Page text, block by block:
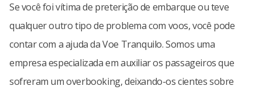
Se você foi vítima de preterição de embarque ou teve
qualquer outro tipo de problema com voos, você pode
contar com a ajuda da Voe Tranquilo. Somos uma
empresa especializada em auxiliar os passageiros que
sofreram um overbooking, deixando-os cientes sobre